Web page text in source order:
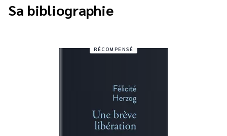
Sa bibliographie
RÉCOMPENSÉ